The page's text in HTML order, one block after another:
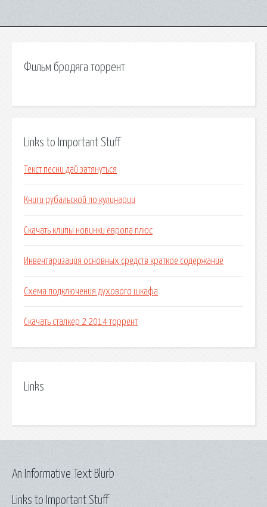
Фильм бродяга торрент
Links to Important Stuff
Текст песни дай затянуться
Книги рубальской по кулинарии
Скачать клипы новинки европа плюс
Инвентаризация основных средств краткое содержание
Схема подключения духового шкафа
Скачать сталкер 2 2014 торрент
Links
Links to Important Stuff
An Informative Text Blurb